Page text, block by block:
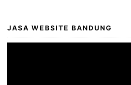
JASA WEBSITE BANDUNG